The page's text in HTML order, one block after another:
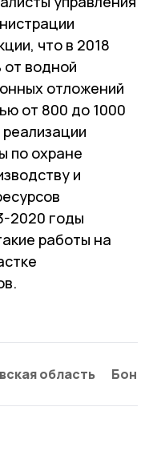
что в 2018
от водной
отложений
от 800 до 1000
по охране
и
2020 годы
работы на
область